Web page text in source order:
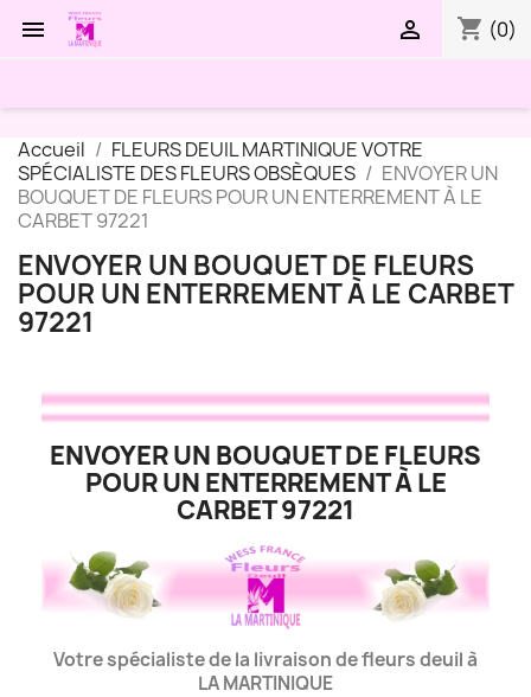
 shopping_cart (0)

Accueil
FLEURS DEUIL MARTINIQUE VOTRE
SPÉCIALISTE DES FLEURS OBSÈQUES
ENVOYER UN
BOUQUET DE FLEURS POUR UN ENTERREMENT À LE
CARBET 97221
ENVOYER UN BOUQUET DE FLEURS
POUR UN ENTERREMENT À LE CARBET
97221
ENVOYER UN BOUQUET DE FLEURS
POUR UN ENTERREMENT À LE
CARBET 97221
Votre spécialiste de la livraison de fleurs deuil à
LA MARTINIQUE